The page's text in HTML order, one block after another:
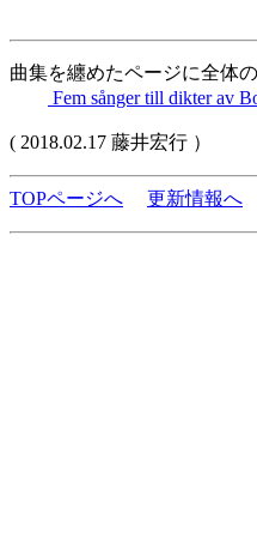
曲集を纏めたページに全体
Fem sånger till dikter
( 2018.02.17 藤井宏行 ）
TOPページへ 更新情報へ